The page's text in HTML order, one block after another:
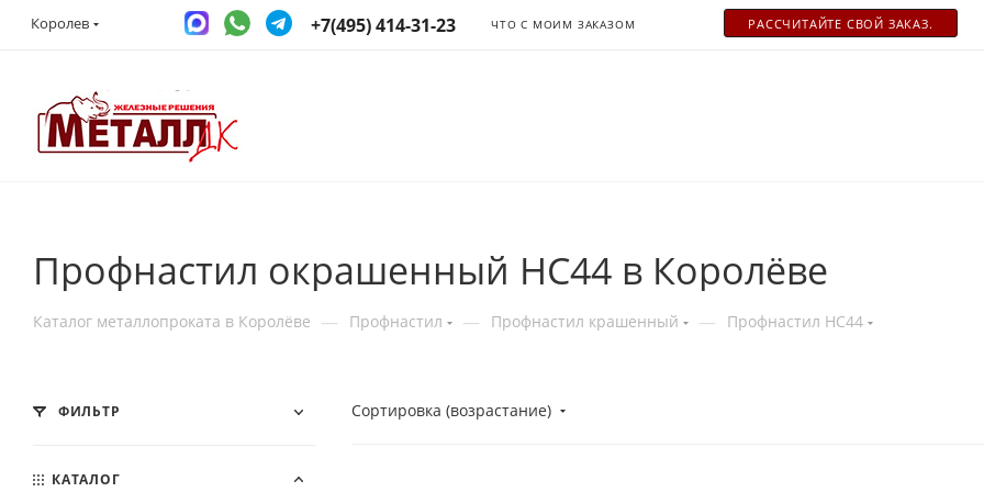
Королев +7(495) 414-31-23 ЧТО С МОИМ ЗАКАЗОМ РАСCЧИТАЙТЕ СВОЙ ЗАКАЗ.
Профнастил окрашенный HC44 в Королёве
Каталог металлопроката в Королёве — Профнастил — Профнастил крашенный — Профнастил НС44
Сортировка (возрастание)
ФИЛЬТР
КАТАЛОГ